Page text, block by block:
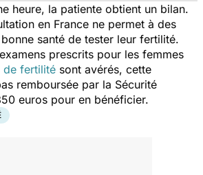
heure, la patiente obtient un bilan.
en France ne permet à des
santé de tester leur fertilité.
prescrits pour les femmes
de fertilité sont avérés, cette
remboursée par la Sécurité
euros pour en bénéficier.